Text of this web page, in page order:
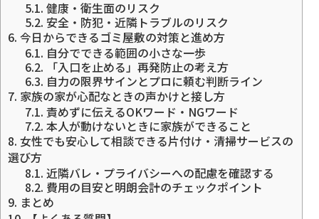
5.1. 健康・衛生面のリスク
5.2. 安全・防犯・近隣トラブルのリスク
6. 今日からできるゴミ屋敷の対策と進め方
6.1. 自分でできる範囲の小さな一歩
6.2. 「入口を止める」再発防止の考え方
6.3. 自力の限界サインとプロに頼む判断ライン
7. 家族の家が心配なときの声かけと接し方
7.1. 責めずに伝えるOKワード・NGワード
7.2. 本人が動けないときに家族ができること
8. 女性でも安心して相談できる片付け・清掃サービスの
選び方
8.1. 近隣バレ・プライバシーへの配慮を確認する
8.2. 費用の目安と明朗会計のチェックポイント
9. まとめ